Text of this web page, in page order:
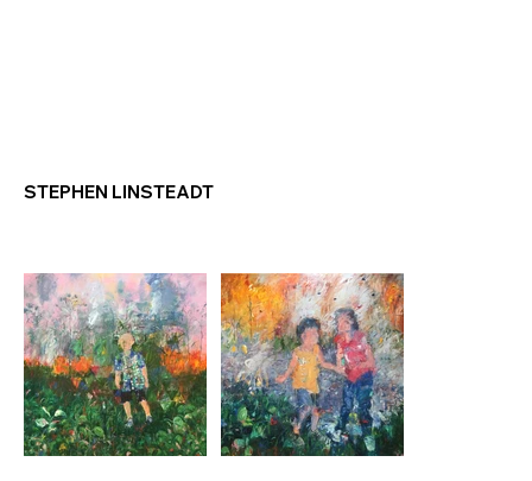
STEPHEN LINSTEADT